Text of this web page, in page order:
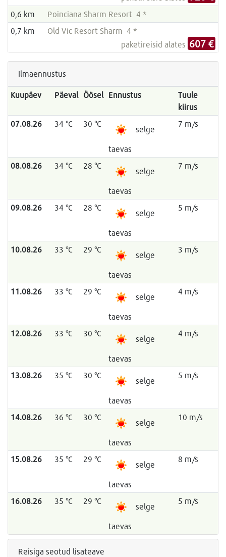
0,6 km
Poinciana Sharm Resort 4 *
0,7 km
Old Vic Resort Sharm 4 *
paketireisid alates 607 €
Ilmaennustus
Kuupäev Päeval Öösel Ennustus
Tuule
kiirus
07.08.26
34 °C 30 °C
selge
taevas
7 m/s
08.08.26 34 °C 28 °C
selge
taevas
7 m/s
09.08.26 34 °C 28 °C
selge
taevas
5 m/s
10.08.26 33 °C 29 °C
selge
taevas
3 m/s
11.08.26 33 °C 29 °C
selge
taevas
4 m/s
12.08.26 33 °C 30 °C
selge
taevas
4 m/s
13.08.26 35 °C 30 °C
selge
taevas
5 m/s
14.08.26 36 °C 30 °C
selge
taevas
10 m/s
15.08.26 35 °C 29 °C
selge
taevas
8 m/s
16.08.26 35 °C 29 °C
selge
taevas
5 m/s
Reisiga seotud lisateave